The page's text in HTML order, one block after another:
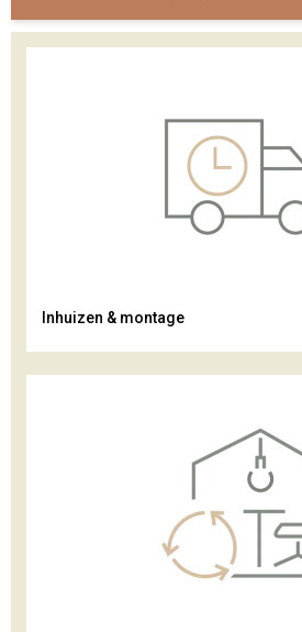
Inhuizen & montage